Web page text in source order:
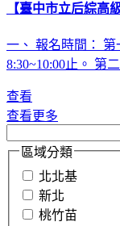
【臺中市立后綜高
一、 報名時間： 第
8:30~10:00止。 第
查看
查看更多
區域分類
北北基
新北
桃竹苗